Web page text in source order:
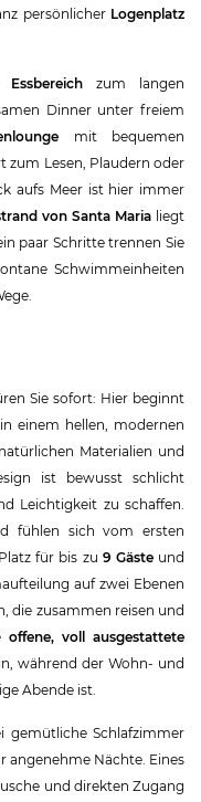
persönlicher Logenplatz
Essbereich zum langen
Dinner unter freiem
mit bequemen
zum Lesen, Plaudern oder
aufs Meer ist hier immer
von Santa Marialiegt
paar Schritte trennen Sie
Schwimmeinheiten
Sie sofort: Hier beginnt
einem hellen, modernen
Materialien und
ist bewusst schlicht
Leichtigkeit zu schaffen.
fühlen sich vom ersten
für bis zu 9 Gästeund
auf zwei Ebenen
die zusammen reisen und
offene, voll ausgestattete
während der Wohn- und
Abende ist.
gemütliche Schlafzimmer
angenehme Nächte. Eines
und direkten Zugang